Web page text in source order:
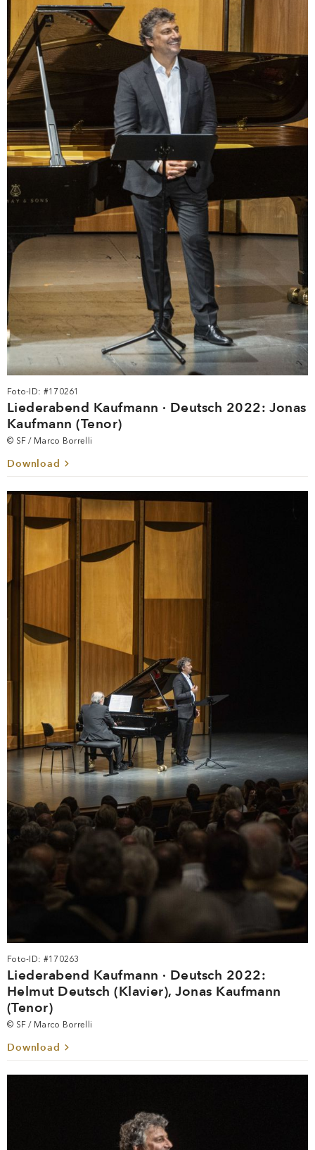
Foto-ID: #170261
Liederabend Kaufmann · Deutsch 2022: Jonas
Kaufmann (Tenor)
© SF / Marco Borrelli
Download
Foto-ID: #170263
Liederabend Kaufmann · Deutsch 2022:
Helmut Deutsch (Klavier), Jonas Kaufmann
(Tenor)
© SF / Marco Borrelli
Download